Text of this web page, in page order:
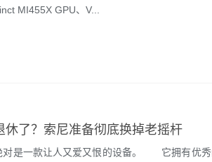
MI455X GPU、V...
了？索尼准备彻底换掉老摇杆
是一款让人又爱又恨的设备。 它拥有优秀